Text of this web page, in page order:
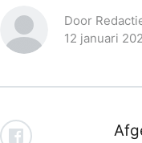
Door
12 januari